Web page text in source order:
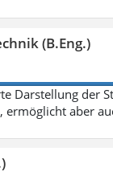
(B.Eng.)
Darstellung der
ermöglicht aber